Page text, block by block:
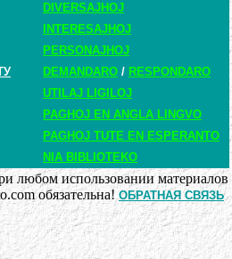
DIVERSAJHOJ
INTERESAJHOJ
PERSONAJHOJ
DEMANDARO / RESPONDARO
UTILAJ LIGILOJ
PAGHOJ EN ANGLA LINGVO
PAGHOJ TUTE EN ESPERANTO
NIA BIBLIOTEKO
любом использовании материалов
обязательна! ОБРАТНАЯ СВЯЗЬ